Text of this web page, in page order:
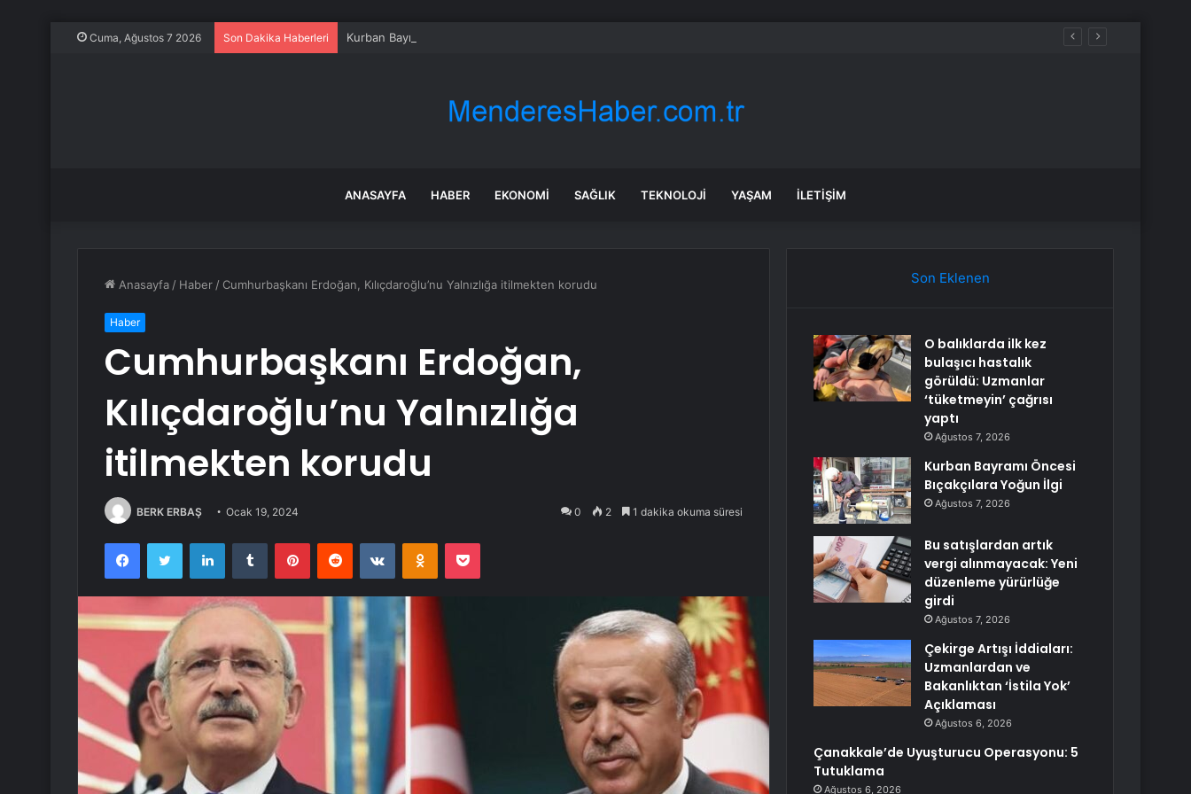
Cuma, Ağustos 7 2026 Son Dakika Haberleri Kurban Bayramı Öncesi Bıçakçılara Yoğun İlgi
ANASAYFA HABER EKONOMI SAĞLIK TEKNOLOJI YAŞAM İLETIŞIM
Anasayfa / Haber / Cumhurbaşkanı Erdoğan, Kılıçdaroğlu’nu Yalnızlığa itilmekten korudu
Haber
Cumhurbaşkanı Erdoğan,
Kılıçdaroğlu’nu Yalnızlığa
itilmekten korudu
BERK ERBAŞ Ocak 19, 2024 0 2 1 dakika okuma süresi
FacebookTwitter LinkedInTumblr PinterestReddit VKontakteOdnoklassniki
Pocket
Son Eklenen
O balıklarda ilk kez
bulaşıcı hastalık
görüldü: Uzmanlar
‘tüketmeyin’ çağrısı
yaptı
Ağustos 7, 2026
Kurban Bayramı Öncesi
Bıçakçılara Yoğun İlgi
Ağustos 7, 2026
Bu satışlardan artık
vergi alınmayacak: Yeni
düzenleme yürürlüğe
girdi
Ağustos 7, 2026
Çekirge Artışı İddiaları:
Uzmanlardan ve
Bakanlıktan ‘İstila Yok’
Açıklaması
Ağustos 6, 2026
Çanakkale’de Uyuşturucu Operasyonu: 5
Tutuklama
Ağustos 6, 2026